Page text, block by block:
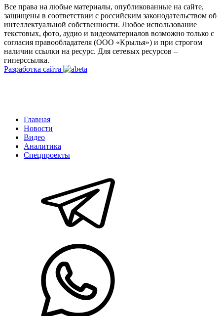
Все права на любые материалы, опубликованные на сайте,
защищены в соответствии с российским законодательством об
интеллектуальной собственности. Любое использование
текстовых, фото, аудио и видеоматериалов возможно только с
согласия правообладателя (ООО «Крылья») и при строгом
наличии ссылки на ресурс. Для сетевых ресурсов –
гиперссылка.
Разработка сайта
Главная
Новости
Видео
Аналитика
Спецпроекты